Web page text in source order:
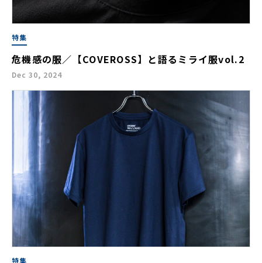
特集
危機感の服／【COVEROSS】と語るミライ服vol.2
Dec 30, 2024
特集